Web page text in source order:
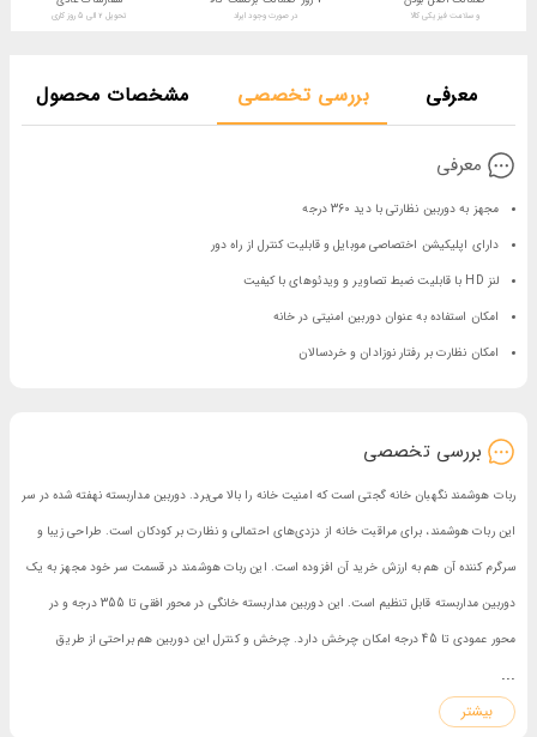
و سلامت فیزیکی کالا در صورت وجود ایراد تحویل 2 الی 5 روز کاری
معرفی بررسی تخصصی مشخصات محصول
معرفی
مجهز به دوربین نظارتی با دید 360 درجه
دارای اپلیکیشن اختصاصی موبایل و قابلیت کنترل از راه دور
لنز HD با قابلیت ضبط تصاویر و ویدئوهای با کیفیت
امکان استفاده به عنوان دوربین امنیتی در خانه
امکان نظارت بر رفتار نوزادان و خردسالان
بررسی تخصصی
ربات هوشمند نگهبان خانه گجتی است که امنیت خانه را بالا می‌برد. دوربین مداربسته نهفته شده در سر
این ربات هوشمند، برای مراقبت خانه از دزدی‌های احتمالی و نظارت بر کودکان است. طراحی زیبا و
سرگرم کننده آن هم به ارزش خرید آن افزوده است. این ربات هوشمند در قسمت سر خود مجهز به یک
دوربین مداربسته قابل تنظیم است. این دوربین مداربسته خانگی در محور افقی تا 355 درجه و در
محور عمودی تا 45 درجه امکان چرخش دارد. چرخش و کنترل این دوربین هم براحتی از طریق
موبایل و اپلیکیشن اختصاصی خود انجام می‌شود. در نتیجه ربات نگهبان خانه را در هر قسمت از خانه
...
بیشتر